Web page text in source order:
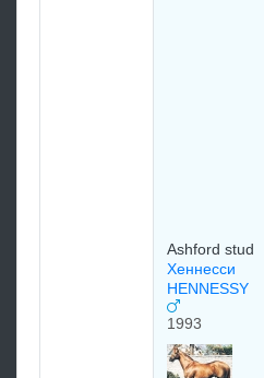
Ashford stud
Хеннесси
HENNESSY
1993